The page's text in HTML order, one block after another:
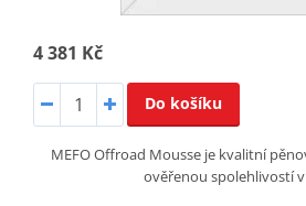
4 381 Kč
Do košíku
MEFO Offroad Mousse je kvalitní
ověřenou spolehlivostí